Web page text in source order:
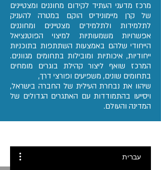
מרכז מדעני העתיד לקידום מחוננים ומצטיינים
של קרן מיימונידיס הוקם במטרה להעניק
לתלמידות ולתלמידים מצטיינים ומחוננים
אפשרויות משמעותיות למיצוי הפוטנציאל
הייחודי שלהם באמצעות השתתפות בתוכניות
ייחודיות, איכותיות ומובילות בתחומים מגוונים.
המרכז שואף ליצור קהילת בוגרים מומחים
בתחומים שונים, משפיעים ופורצי דרך,
שיהוו את נבחרת העילית של החברה בישראל,
ויסייעו בהתמודדות עם האתגרים הגדולים של
המדינה והעולם.
עברית